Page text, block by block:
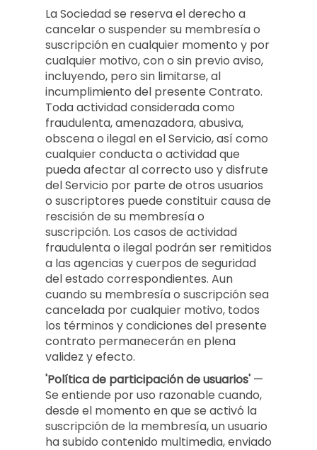
La Sociedad se reserva el derecho a
cancelar o suspender su membresía o
suscripción en cualquier momento y por
cualquier motivo, con o sin previo aviso,
incluyendo, pero sin limitarse, al
incumplimiento del presente Contrato.
Toda actividad considerada como
fraudulenta, amenazadora, abusiva,
obscena o ilegal en el Servicio, así como
cualquier conducta o actividad que
pueda afectar al correcto uso y disfrute
del Servicio por parte de otros usuarios
o suscriptores puede constituir causa de
rescisión de su membresía o
suscripción. Los casos de actividad
fraudulenta o ilegal podrán ser remitidos
a las agencias y cuerpos de seguridad
del estado correspondientes. Aun
cuando su membresía o suscripción sea
cancelada por cualquier motivo, todos
los términos y condiciones del presente
contrato permanecerán en plena
validez y efecto.
'Política de participación de usuarios' —
Se entiende por uso razonable cuando,
desde el momento en que se activó la
suscripción de la membresía, un usuario
ha subido contenido multimedia, enviado